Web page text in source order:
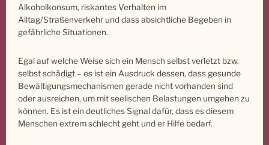
Alkoholkonsum, riskantes Verhalten im
Alltag/Straßenverkehr und dass absichtliche Begeben in
gefährliche Situationen.
Egal auf welche Weise sich ein Mensch selbst verletzt bzw.
selbst schädigt – es ist ein Ausdruck dessen, dass gesunde
Bewältigungsmechanismen gerade nicht vorhanden sind
oder ausreichen, um mit seelischen Belastungen umgehen zu
können. Es ist ein deutliches Signal dafür, dass es diesem
Menschen extrem schlecht geht und er Hilfe bedarf.